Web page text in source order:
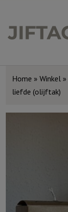
Home » Winkel »
liefde (olijftak)